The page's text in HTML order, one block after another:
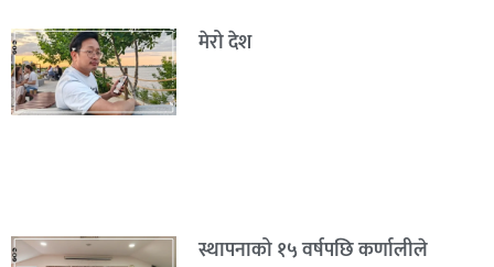
मेरो देश
स्थापनाको १५ वर्षपछि कर्णालीले